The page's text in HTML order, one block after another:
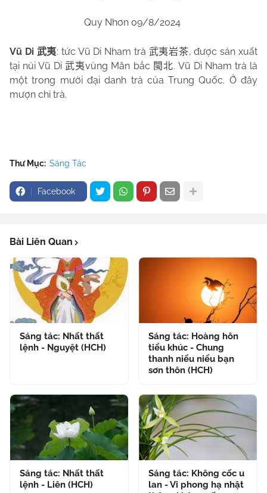
Quy Nhơn 09/8/2024
Vũ Di 武夷: tức Vũ Di Nham trà 武夷岩茶, được sản xuất
tại núi Vũ Di武夷vùng Mân bắc 閩北. Vũ Di Nham trà là
một trong mười đại danh trà của Trung Quốc. Ở đây
mượn chỉ trà.
Thư Mục: Sáng Tác
Facebook
Bài Liên Quan
Sáng tác: Nhất thất
lệnh - Nguyệt (HCH)
Sáng tác: Hoàng hôn
tiểu khúc - Chung
thanh niểu niểu bạn
sơn thôn (HCH)
Sáng tác: Nhất thất
lệnh - Liên (HCH)
Sáng tác: Không cốc u
lan - Vi phong hạ nhật